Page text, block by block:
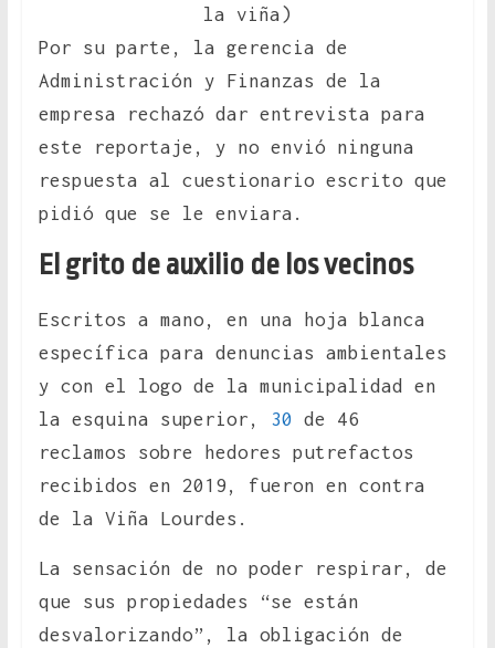
la viña)
Por su parte, la gerencia de
Administración y Finanzas de la
empresa rechazó dar entrevista para
este reportaje, y no envió ninguna
respuesta al cuestionario escrito que
pidió que se le enviara.
El grito de auxilio de los vecinos
Escritos a mano, en una hoja blanca
específica para denuncias ambientales
y con el logo de la municipalidad en
la esquina superior, 30 de 46
reclamos sobre hedores putrefactos
recibidos en 2019, fueron en contra
de la Viña Lourdes.
La sensación de no poder respirar, de
que sus propiedades “se están
desvalorizando”, la obligación de